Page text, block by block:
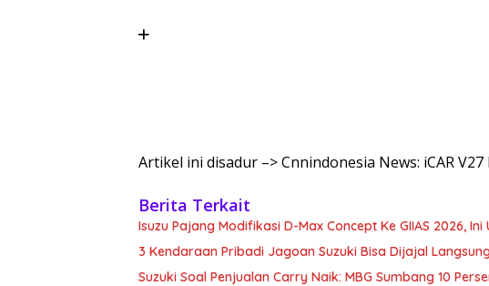
Artikel ini disadur –> Cnnindonesia News: iCAR
Berita Terkait
Isuzu Pajang Modifikasi D-Max Concept Ke GIIAS 2026, Ini
3 Kendaraan Pribadi Jagoan Suzuki Bisa Dijajal
Suzuki Soal Penjualan Carry Naik: MBG Sumbang 10